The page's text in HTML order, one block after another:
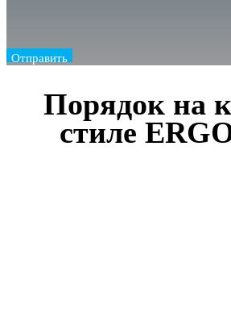
Отправить
Порядок на
стиле